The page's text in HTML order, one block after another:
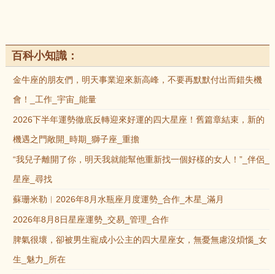
百科小知識：
金牛座的朋友們，明天事業迎來新高峰，不要再默默付出而錯失機
會！_工作_宇宙_能量
2026下半年運勢徹底反轉迎來好運的四大星座！舊篇章結束，新的
機遇之門敞開_時期_獅子座_重擔
“我兒子離開了你，明天我就能幫他重新找一個好樣的女人！”_伴侶_
星座_尋找
蘇珊米勒︱2026年8月水瓶座月度運勢_合作_木星_滿月
2026年8月8日星座運勢_交易_管理_合作
脾氣很壞，卻被男生寵成小公主的四大星座女，無憂無慮沒煩惱_女
生_魅力_所在